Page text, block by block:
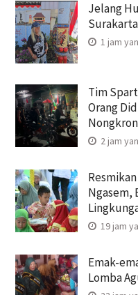
Jelang
1 jam
Tim
Orang
2 jam
Ngasem,
19 jam
Emak-
Lomba